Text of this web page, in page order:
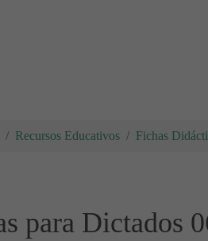
Recursos Educativos Fichas
para Dictados